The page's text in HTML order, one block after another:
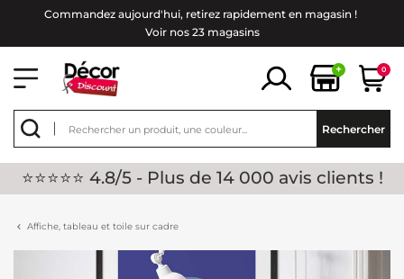
Commandez aujourd'hui, retirez rapidement en magasin !
Voir nos 23 magasins
+ 0
Rechercher
⭐⭐⭐⭐⭐ 4.8/5 - Plus de 14 000 avis clients !
Affiche, tableau et toile sur cadre